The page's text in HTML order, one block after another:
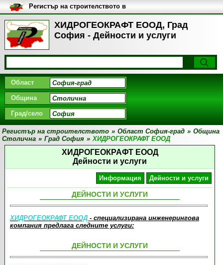
ХИДРОГЕОКРАФТ ЕООД, Град
София - Дейности и услуги
Регистър на строителството в
България
Област
Община
Град/село
Регистър на строителството » Област София-град » Община
Столична » Град София » ХИДРОГЕОКРАФТ ЕООД
ХИДРОГЕОКРАФТ ЕООД
Дейности и услуги
Информация Дейности и услуги
ДЕЙНОСТИ И УСЛУГИ
ХИДРОГЕОКРАФТ ЕООД - специализирана инженерингова
компания предлага следните услуги:
ДЕЙНОСТИ И УСЛУГИ